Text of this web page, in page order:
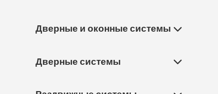
Дверные и оконные системы
Дверные и оконные системы — это
Дверные системы